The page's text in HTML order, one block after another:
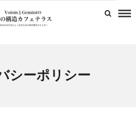
シーポリシー